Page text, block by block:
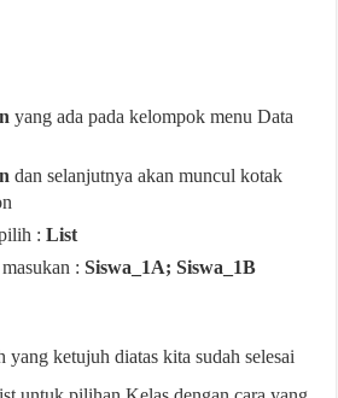
yang ada pada kelompok menu Data
dan selanjutnya akan muncul kotak
:List
masukan :Siswa_1A; Siswa_1B
yang ketujuh diatas kita sudah selesai